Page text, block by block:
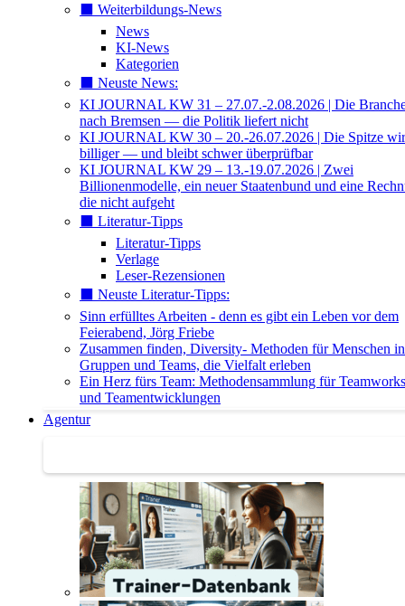
⬛️ Weiterbildungs-News
News
KI-News
Kategorien
⬛️ Neuste News:
KI JOURNAL KW 31 – 27.07.-2.08.2026 | Die
nach Bremsen — die Politik liefert nicht
KI JOURNAL KW 30 – 20.-26.07.2026 | Die Spitze
billiger — und bleibt schwer überprüfbar
KI JOURNAL KW 29 – 13.-19.07.2026 | Zwei
Billionenmodelle, ein neuer Staatenbund und eine
die nicht aufgeht
⬛️ Literatur-Tipps
Literatur-Tipps
Verlage
Leser-Rezensionen
⬛️ Neuste Literatur-Tipps:
Sinn erfülltes Arbeiten - denn es gibt ein Leben vor dem
Feierabend, Jörg Friebe
Zusammen finden, Diversity- Methoden für Menschen in
Gruppen und Teams, die Vielfalt erleben
Ein Herz fürs Team: Methodensammlung für
und Teamentwicklungen
Agentur